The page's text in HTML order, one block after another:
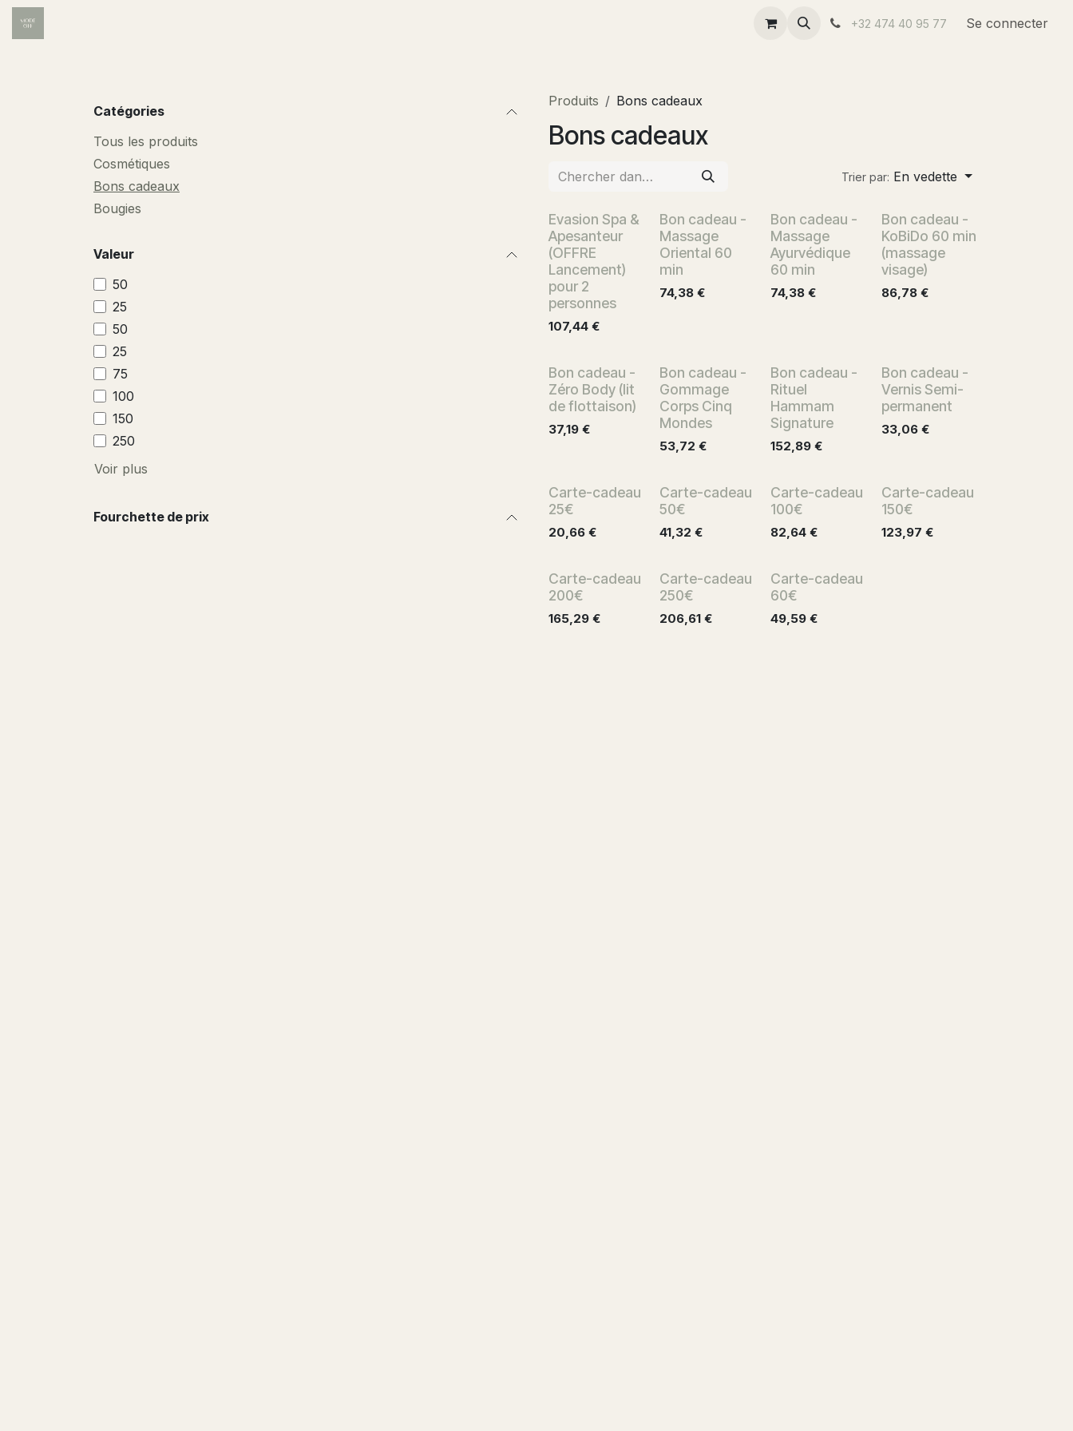
Se rendre au contenu
+32 474 40 95 77 Se connecter
Catégories
Tous les produits
Cosmétiques
Bons cadeaux
Bougies
Valeur
50
25
50
25
75
100
150
250
Voir plus
Fourchette de prix
Produits Bons cadeaux
Bons cadeaux
Trier par: En vedette
Evasion Spa &
Apesanteur
(OFFRE
Lancement)
pour 2
personnes
107,44 €
Bon cadeau -
Massage
Oriental 60
min
74,38€
Bon cadeau -
Massage
Ayurvédique
60 min
74,38€
Bon cadeau -
KoBiDo 60 min
(massage
visage)
86,78€
Bon cadeau -
Zéro Body (lit
de flottaison)
37,19 €
Bon cadeau -
Gommage
Corps Cinq
Mondes
53,72 €
Bon cadeau -
Rituel
Hammam
Signature
152,89€
Bon cadeau -
Vernis Semi-
permanent
33,06€
Carte-cadeau
25€
20,66 €
Carte-cadeau
50€
41,32 €
Carte-cadeau
100€
82,64€
Carte-cadeau
150€
123,97 €
Carte-cadeau
200€
165,29 €
Carte-cadeau
250€
206,61€
Carte-cadeau
60€
49,59€